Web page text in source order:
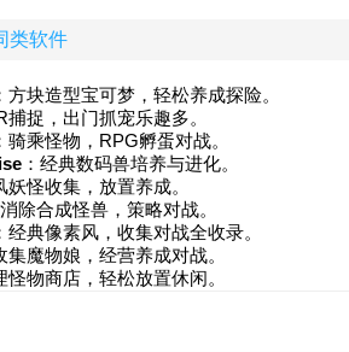
类软件
方块造型宝可梦，轻松养成探险。
捕捉，出门抓宠乐趣多。
骑乘怪物，RPG孵蛋对战。
：经典数码兽培养与进化。
妖怪收集，放置养成。
消除合成怪兽，策略对战。
经典像素风，收集对战全收录。
集魔物娘，经营养成对战。
怪物商店，轻松放置休闲。